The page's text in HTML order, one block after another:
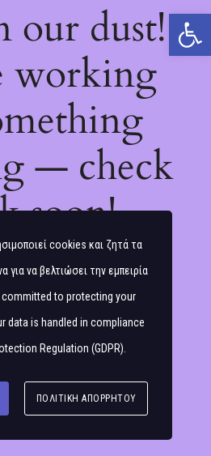
Ανοίξτε τη γραμμή εργαλείων
our dust!
working
— check
soon!
cookies και ζητά τα
να βελτιώσει την εμπειρία
committed to protecting your
data is handled in compliance
Regulation (GDPR)
ΠΟΛΙΤΙΚΉ ΑΠΟΡΡΉΤΟΥ